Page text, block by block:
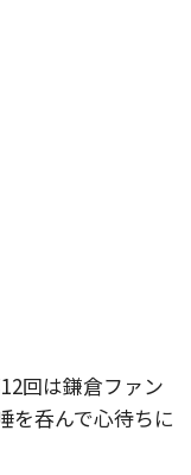
回は鎌倉ファン
を呑んで心待ちに